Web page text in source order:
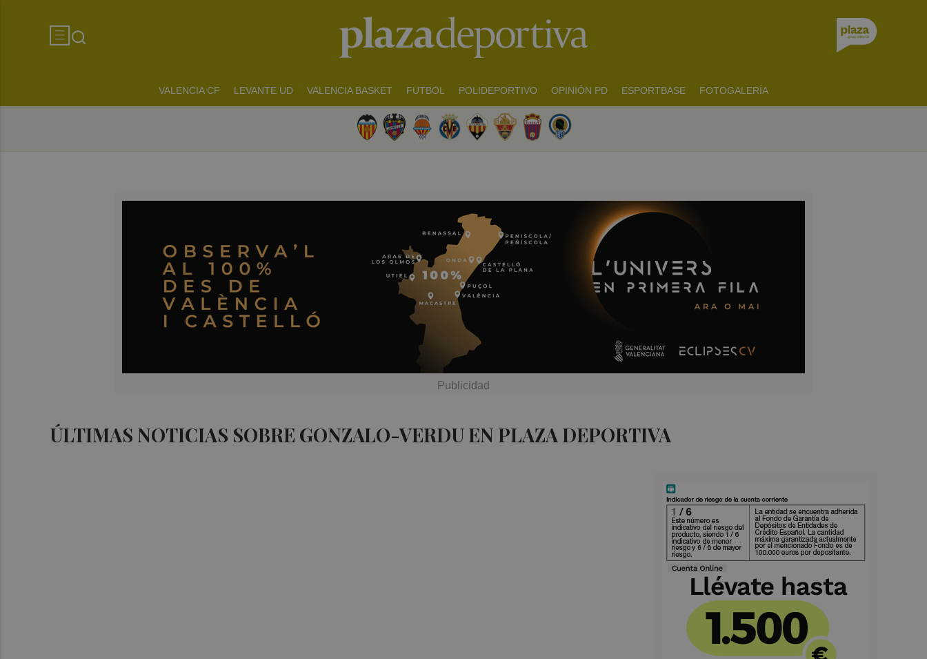
VALENCIA CF LEVANTE UD VALENCIA BASKET FUTBOL POLIDEPORTIVO OPINIÓN PD ESPORTBASE FOTOGALERÍA
ÚLTIMAS NOTICIAS SOBRE GONZALO-VERDU EN PLAZA DEPORTIVA